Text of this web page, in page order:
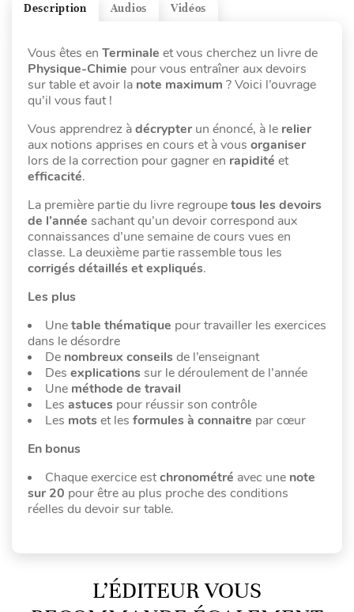
Vidéos
Audios
Description
Vous êtes en Terminale et vous cherchez un livre de
Physique-Chimie pour vous entraîner aux devoirs
sur table et avoir la note maximum ? Voici l’ouvrage
qu’il vous faut !
Vous apprendrez àdécrypterun énoncé, à le relier
aux notions apprises en cours et à vous organiser
lors de la correction pour gagner en rapidité et
efficacité.
La première partie du livre regroupetous les devoirs
de l’année sachant qu’un devoir correspond aux
connaissances d’une semaine de cours vues en
classe. La deuxième partie rassemble tous les
corrigés détaillés et expliqués.
Les plus
Unetable thématique pour travailler les exercices
dans le désordre
De nombreux conseils de l’enseignant
Des explications sur le déroulement de l’année
Une méthode de travail
Les astuces pour réussir son contrôle
Les mots et les formules à connaitre par cœur
En bonus
Chaque exercice estchronométré avec une note
sur 20 pour être au plus proche des conditions
réelles du devoir sur table.
L’ÉDITEUR VOUS